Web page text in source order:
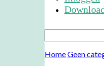
HomeGeen